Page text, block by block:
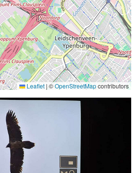
Leaflet |©OpenStreetMapcontributors